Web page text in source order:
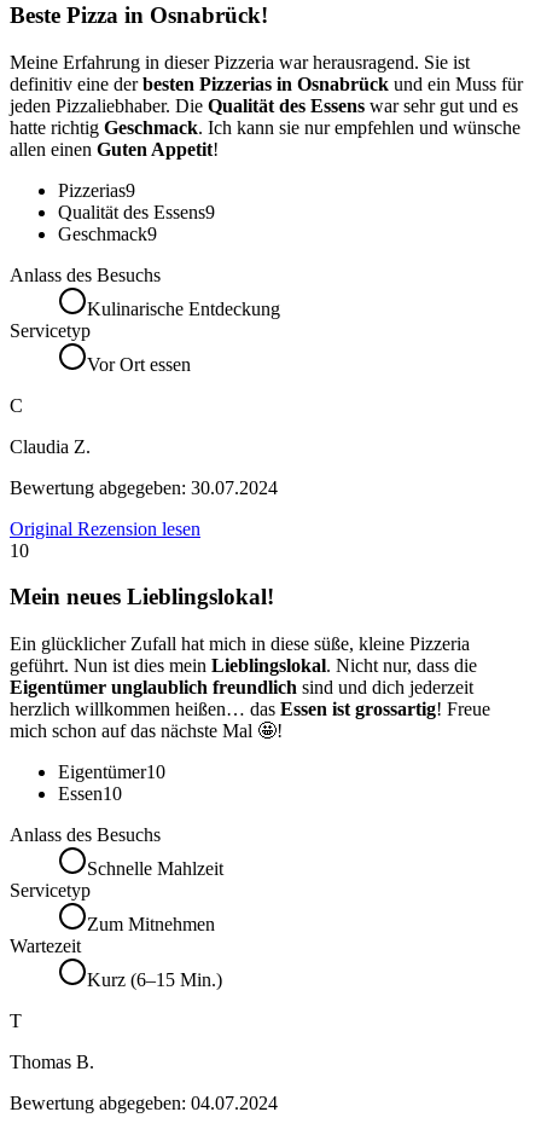
Beste Pizza in Osnabrück!
Meine Erfahrung in dieser Pizzeria war herausragend. Sie ist
definitiv eine derbesten Pizzerias in Osnabrück und ein Muss für
jeden Pizzaliebhaber. Die Qualität des Essens war sehr gut und es
hatte richtig Geschmack. Ich kann sie nur empfehlen und wünsche
allen einen Guten Appetit!
Pizzerias9
Qualität des Essens9
Geschmack9
Anlass des Besuchs
Kulinarische Entdeckung
Servicetyp
Vor Ort essen
C
Claudia Z.
Bewertung abgegeben: 30.07.2024
Original Rezension lesen
10
Mein neues Lieblingslokal!
Ein glücklicher Zufall hat mich in diese süße, kleine Pizzeria
geführt. Nun ist dies mein Lieblingslokal. Nicht nur, dass die
Eigentümer unglaublich freundlich sind und dich jederzeit
herzlich willkommen heißen… das Essen ist grossartig! Freue
mich schon auf das nächste Mal 🤩!
Eigentümer10
Essen10
Anlass des Besuchs
Schnelle Mahlzeit
Servicetyp
Zum Mitnehmen
Wartezeit
Kurz (6–15 Min.)
T
Thomas B.
Bewertung abgegeben: 04.07.2024